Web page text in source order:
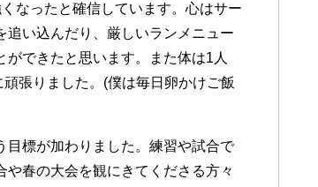
なったと確信しています。心はサー
い込んだり、厳しいランメニュー
できたと思います。また体は1人
張りました。(僕は毎日卵かけご飯
目標が加わりました。練習や試合で
春の大会を観にきてくださる方々